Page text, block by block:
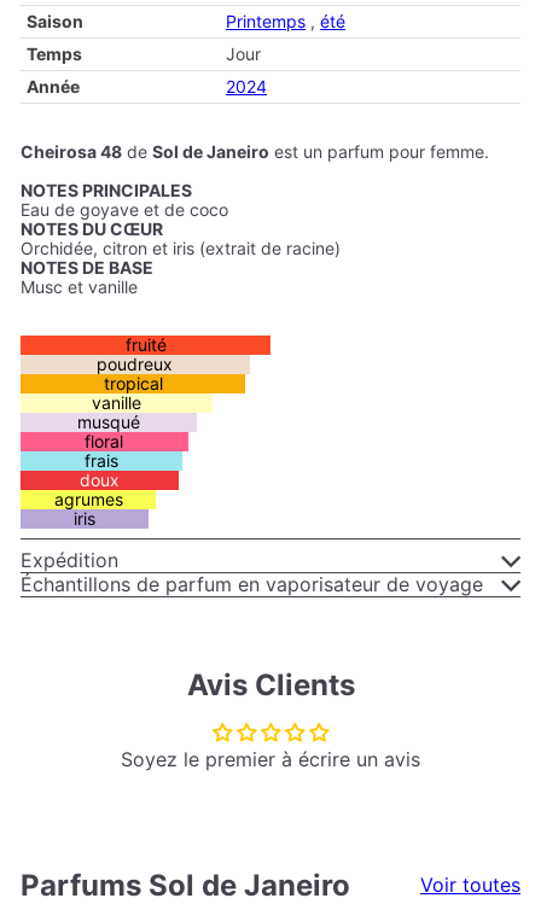
Saison
Printemps , été
Temps
Jour
Année
2024
Cheirosa 48 de Sol de Janeiro est un parfum pour femme.
NOTES PRINCIPALES
Eau de goyave et de coco
NOTES DU CŒUR
Orchidée, citron et iris (extrait de racine)
NOTES DE BASE
Musc et vanille
fruité
poudreux
tropical
vanille
musqué
floral
frais
doux
agrumes
iris
Expédition
Échantillons de parfum en vaporisateur de voyage
Avis Clients
Soyez le premier à écrire un avis
Parfums Sol de Janeiro Voir toutes